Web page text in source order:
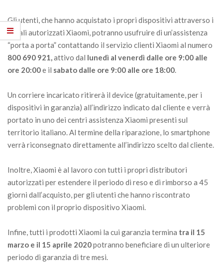
Gli utenti, che hanno acquistato i propri dispositivi attraverso i
canali autorizzati Xiaomi, potranno usufruire di un’assistenza
“porta a porta” contattando il servizio clienti Xiaomi al numero
800 690 921,attivo dal lunedì al venerdì dalle ore 9:00 alle
ore 20:00e il sabato dalle ore 9:00 alle ore 18:00.
Un corriere incaricato ritirerà il device (gratuitamente, per i
dispositivi in garanzia) all’indirizzo indicato dal cliente e verrà
portato in uno dei centri assistenza Xiaomi presenti sul
territorio italiano. Al termine della riparazione, lo smartphone
verrà riconsegnato direttamente all’indirizzo scelto dal cliente.
Inoltre, Xiaomi è al lavoro con tutti i propri distributori
autorizzati per estendere il periodo di reso e di rimborso a 45
giorni dall’acquisto, per gli utenti che hanno riscontrato
problemi con il proprio dispositivo Xiaomi.
Infine, tutti i prodotti Xiaomi la cui garanzia termina tra il 15
marzo e il 15 aprile 2020potranno beneficiare di un ulteriore
periodo di garanzia di tre mesi.